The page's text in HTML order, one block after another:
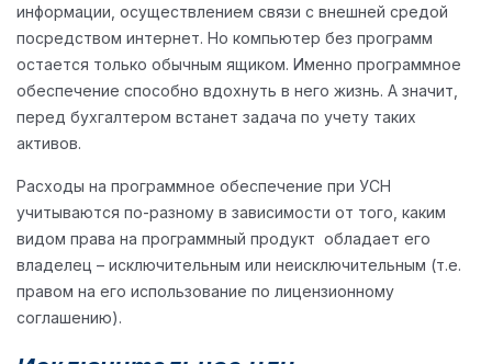
информации, осуществлением связи с внешней средой
посредством интернет. Но компьютер без программ
остается только обычным ящиком. Именно программное
обеспечение способно вдохнуть в него жизнь. А значит,
перед бухгалтером встанет задача по учету таких
активов.
Расходы на программное обеспечение при УСН
учитываются по-разному в зависимости от того, каким
видом права на программный продукт обладает его
владелец – исключительным или неисключительным (т.е.
правом на его использование по лицензионному
соглашению).